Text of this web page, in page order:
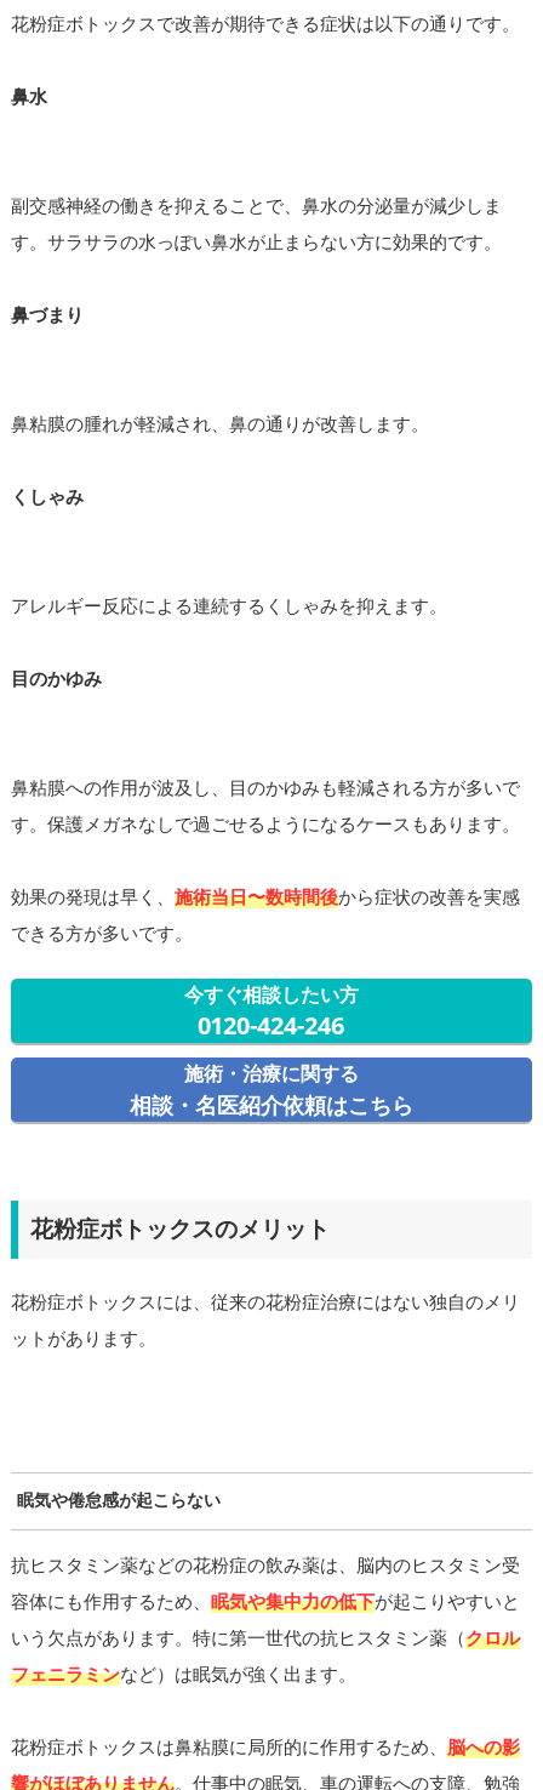
花粉症ボトックスで改善が期待できる症状は以下の通りです。
鼻水
副交感神経の働きを抑えることで、鼻水の分泌量が減少しま
す。サラサラの水っぽい鼻水が止まらない方に効果的です。
鼻づまり
鼻粘膜の腫れが軽減され、鼻の通りが改善します。
くしゃみ
アレルギー反応による連続するくしゃみを抑えます。
目のかゆみ
鼻粘膜への作用が波及し、目のかゆみも軽減される方が多いで
す。保護メガネなしで過ごせるようになるケースもあります。
効果の発現は早く、 施術当日〜数時間後から症状の改善を実感
できる方が多いです。
今すぐ相談したい方
0120-424-246
施術・治療に関する
相談・名医紹介依頼はこちら
花粉症ボトックスのメリット
花粉症ボトックスには、従来の花粉症治療にはない独自のメリ
ットがあります。
眠気や倦怠感が起こらない
抗ヒスタミン薬などの花粉症の飲み薬は、脳内のヒスタミン受
容体にも作用するため、 眠気や集中力の低下が起こりやすいと
いう欠点があります。特に第一世代の抗ヒスタミン薬（クロル
フェニラミンなど）は眠気が強く出ます。
花粉症ボトックスは鼻粘膜に局所的に作用するため、 脳への影
響がほぼありません。仕事中の眠気、車の運転への支障、勉強